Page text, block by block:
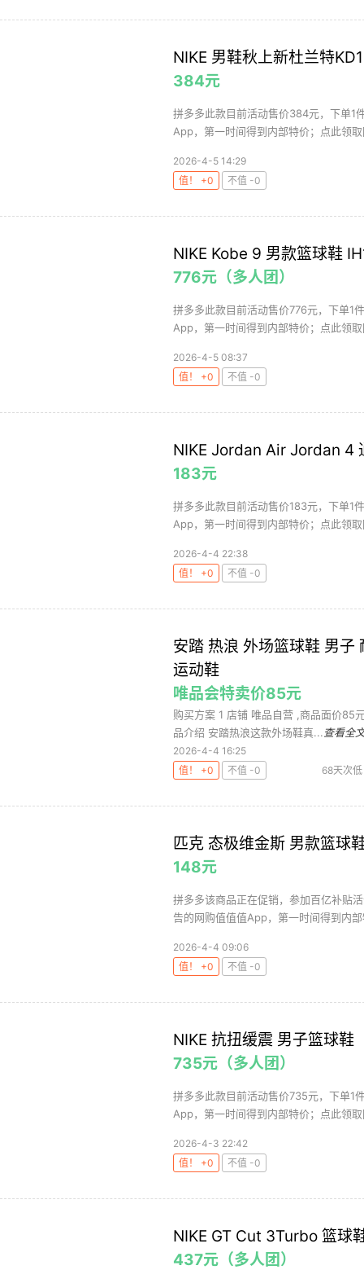
NIKE 男鞋秋上新杜兰特
384元
拼多多此款目前活动售价384元，下单1
App，第一时间得到内部特价；点此领
2026-4-5 14:29
值！ +0
不值 -0
NIKE Kobe 9 男款篮球鞋
776元（多人团）
拼多多此款目前活动售价776元，下单1
App，第一时间得到内部特价；点此领
2026-4-5 08:37
值！ +0
不值 -0
NIKE Jordan Air Jordan 4
183元
拼多多此款目前活动售价183元，下单1
App，第一时间得到内部特价；点此领
2026-4-4 22:38
值！ +0
不值 -0
安踏 热浪 外场篮球鞋 男子
运动鞋
唯品会特卖价85元
购买方案 1 店铺 唯品自营 ,商品面价
品介绍 安踏热浪这款外场鞋真... 查看全
2026-4-4 16:25
值！ +0
不值 -0 68天次低
匹克 态极维金斯 男款篮球
148元
拼多多该商品正在促销，参加百亿补贴
告的网购值值值App，第一时间得到内
2026-4-4 09:06
值！ +0
不值 -0
NIKE 抗扭缓震 男子篮球鞋
735元（多人团）
拼多多此款目前活动售价735元，下单1
App，第一时间得到内部特价；点此领
2026-4-3 22:42
值！ +0
不值 -0
NIKE GT Cut 3Turbo 篮球
437元（多人团）